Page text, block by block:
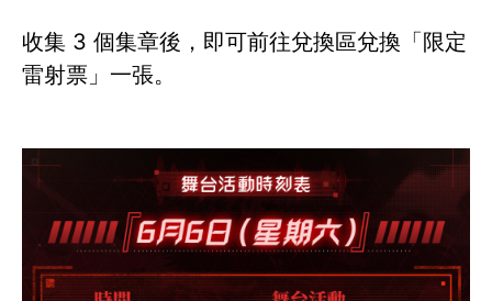
收集 3 個集章後，即可前往兌換區兌換「限定
雷射票」一張。